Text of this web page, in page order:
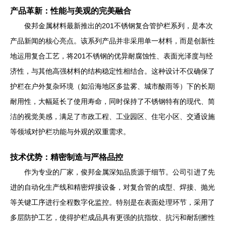
产品革新：性能与美观的完美融合
俊邦金属材料最新推出的201不锈钢复合管护栏系列，是本次
产品新闻的核心亮点。该系列产品并非采用单一材料，而是创新性
地运用复合工艺，将201不锈钢的优异耐腐蚀性、表面光泽度与经
济性，与其他高强材料的结构稳定性相结合。这种设计不仅确保了
护栏在户外复杂环境（如沿海地区多盐雾、城市酸雨等）下的长期
耐用性，大幅延长了使用寿命，同时保持了不锈钢特有的现代、简
洁的视觉美感，满足了市政工程、工业园区、住宅小区、交通设施
等领域对护栏功能与外观的双重需求。
技术优势：精密制造与严格品控
作为专业的厂家，俊邦金属深知品质源于细节。公司引进了先
进的自动化生产线和精密焊接设备，对复合管的成型、焊接、抛光
等关键工序进行全程数字化监控。特别是在表面处理环节，采用了
多层防护工艺，使得护栏成品具有更强的抗指纹、抗污和耐刮擦性